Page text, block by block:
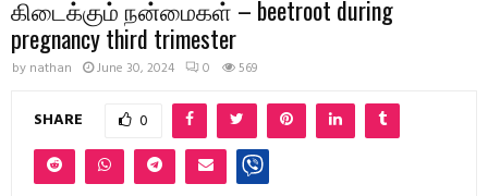
கிடைக்கும் நன்மைகள் – beetroot during
pregnancy third trimester
by nathan June 30, 2024 0 569
SHARE 0